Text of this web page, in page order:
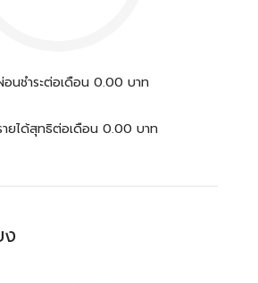
อนชำระต่อเดือน 0.00 บาท
ายได้สุทธิต่อเดือน 0.00 บาท
ง